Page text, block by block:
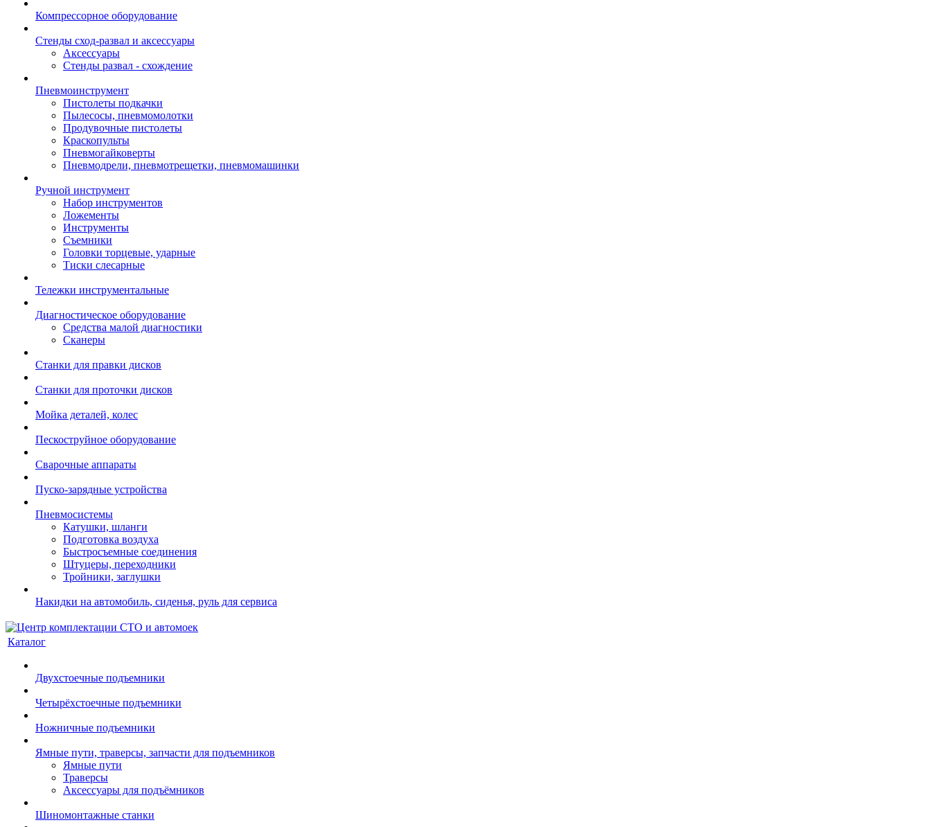
Компрессорное оборудование
Стенды сход-развал и аксессуары
Аксессуары
Стенды развал - схождение
Пневмоинструмент
Пистолеты подкачки
Пылесосы, пневмомолотки
Продувочные пистолеты
Краскопульты
Пневмогайковерты
Пневмодрели, пневмотрещетки, пневмомашинки
Ручной инструмент
Набор инструментов
Ложементы
Инструменты
Съемники
Головки торцевые, ударные
Тиски слесарные
Тележки инструментальные
Диагностическое оборудование
Средства малой диагностики
Сканеры
Станки для правки дисков
Станки для проточки дисков
Мойка деталей, колес
Пескоструйное оборудование
Сварочные аппараты
Пуско-зарядные устройства
Пневмосистемы
Катушки, шланги
Подготовка воздуха
Быстросъемные соединения
Штуцеры, переходники
Тройники, заглушки
Накидки на автомобиль, сиденья, руль для сервиса
Каталог
Двухстоечные подъемники
Четырёхстоечные подъемники
Ножничные подъемники
Ямные пути, траверсы, запчасти для подъемников
Ямные пути
Траверсы
Аксессуары для подъёмников
Шиномонтажные станки